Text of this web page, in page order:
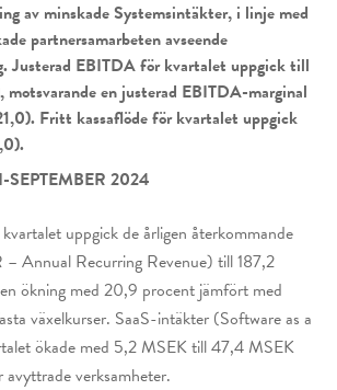
av minskade Systemsintäkter, i linje med
partnersamarbeten avseende
Justerad EBITDA för kvartalet uppgick till
en justerad EBITDA-marginal
Fritt kassaflöde för kvartalet uppgick
SEPTEMBER 2024
uppgick de årligen återkommande
Annual Recurring Revenue) till 187,2
ökning med 20,9 procent jämfört med
växelkurser. SaaS-intäkter (Software as a
ökade med 5,2 MSEK till 47,4 MSEK
verksamheter.